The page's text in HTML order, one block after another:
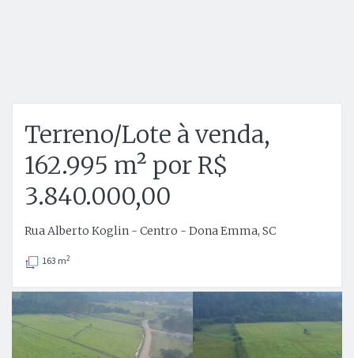
Terreno/Lote à venda,
162.995 m² por R$
3.840.000,00
Rua Alberto Koglin - Centro - Dona Emma, SC
163 m2
Anterior